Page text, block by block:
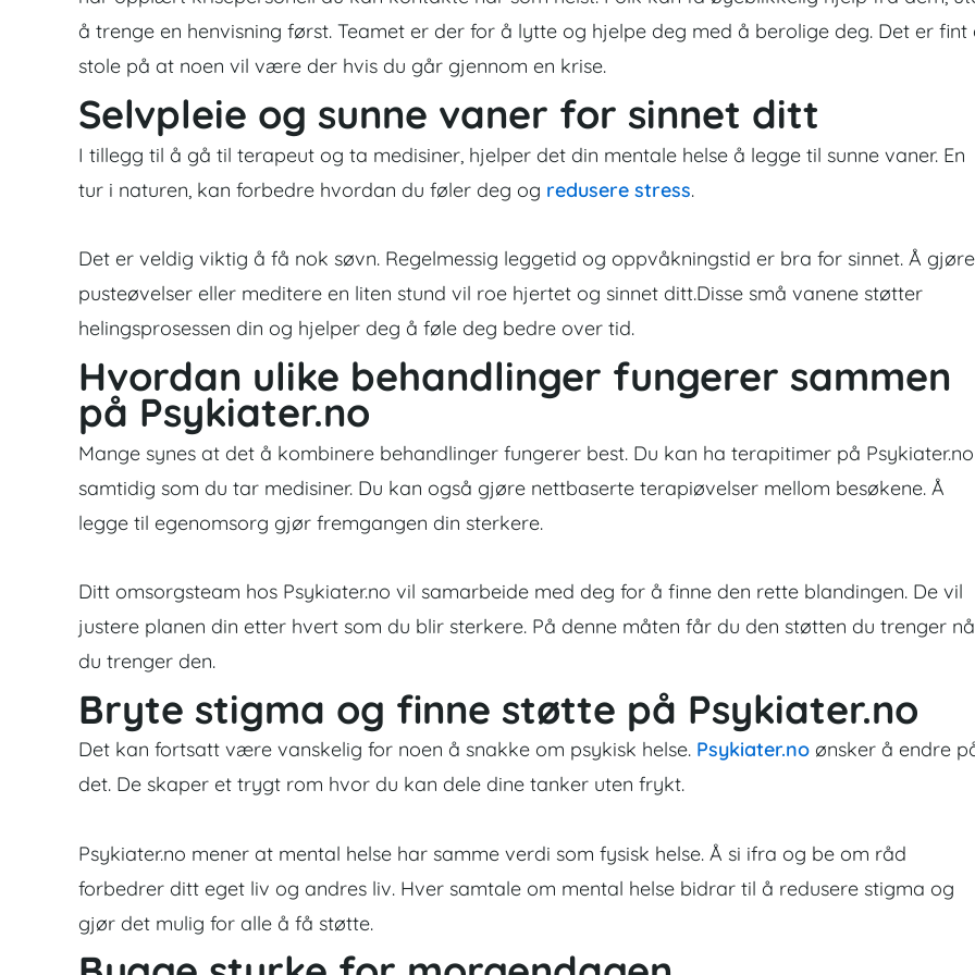
å trenge en henvisning først. Teamet er der for å lytte og hjelpe deg med å berolige deg. Det er fint
stole på at noen vil være der hvis du går gjennom en krise.
Selvpleie og sunne vaner for sinnet ditt
I tillegg til å gå til terapeut og ta medisiner, hjelper det din mentale helse å legge til sunne vaner. En
tur i naturen, kan forbedre hvordan du føler deg og redusere stress.
Det er veldig viktig å få nok søvn. Regelmessig leggetid og oppvåkningstid er bra for sinnet. Å gjøre
pusteøvelser eller meditere en liten stund vil roe hjertet og sinnet ditt.Disse små vanene støtter
helingsprosessen din og hjelper deg å føle deg bedre over tid.
Hvordan ulike behandlinger fungerer sammen
på Psykiater.no
Mange synes at det å kombinere behandlinger fungerer best. Du kan ha terapitimer på Psykiater.no
samtidig som du tar medisiner. Du kan også gjøre nettbaserte terapiøvelser mellom besøkene. Å
legge til egenomsorg gjør fremgangen din sterkere.
Ditt omsorgsteam hos Psykiater.no vil samarbeide med deg for å finne den rette blandingen. De vil
justere planen din etter hvert som du blir sterkere. På denne måten får du den støtten du trenger
du trenger den.
Bryte stigma og finne støtte på Psykiater.no
Det kan fortsatt være vanskelig for noen å snakke om psykisk helse. Psykiater.no ønsker å endre
det. De skaper et trygt rom hvor du kan dele dine tanker uten frykt.
Psykiater.no mener at mental helse har samme verdi som fysisk helse. Å si ifra og be om råd
forbedrer ditt eget liv og andres liv. Hver samtale om mental helse bidrar til å redusere stigma og
gjør det mulig for alle å få støtte.